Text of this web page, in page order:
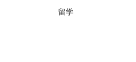
留学